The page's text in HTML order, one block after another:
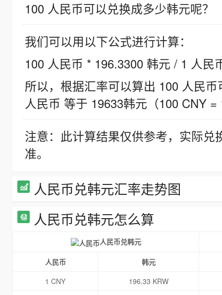
100 人民币可以兑换成多少韩元呢？
我们可以用以下公式进行计算：
100 人民币 * 196.3300 韩元 / 1 人民
所以，根据汇率可以算出 100 人民
人民币 等于 19633韩元（100 CNY =
注意：此计算结果仅供参考，实际
准。
人民币兑韩元汇率走势图
人民币兑韩元怎么算
人民币兑韩元
人民币
韩元
1 CNY
196.33 KRW